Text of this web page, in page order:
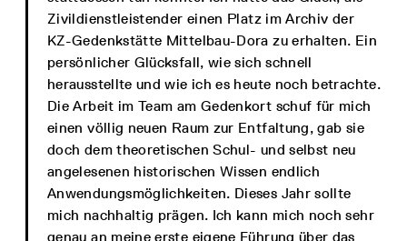
Zivildienstleistender einen Platz im Archiv der
KZ-Gedenkstätte Mittelbau-Dora zu erhalten. Ein
persönlicher Glücksfall, wie sich schnell
herausstellte und wie ich es heute noch betrachte.
Die Arbeit im Team am Gedenkort schuf für mich
einen völlig neuen Raum zur Entfaltung, gab sie
doch dem theoretischen Schul- und selbst neu
angelesenen historischen Wissen endlich
Anwendungsmöglichkeiten. Dieses Jahr sollte
mich nachhaltig prägen. Ich kann mich noch sehr
genau an meine erste eigene Führung über das